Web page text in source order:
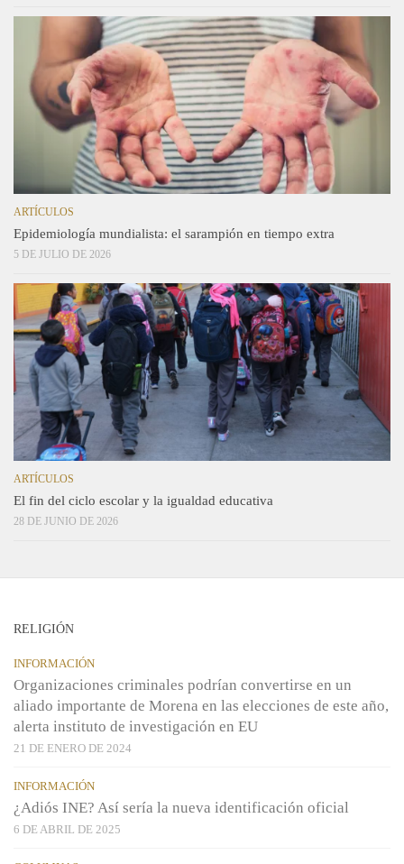
ARTÍCULOS
Epidemiología mundialista: el sarampión en tiempo extra
5 DE JULIO DE 2026
ARTÍCULOS
El fin del ciclo escolar y la igualdad educativa
28 DE JUNIO DE 2026
RELIGIÓN
INFORMACIÓN
Organizaciones criminales podrían convertirse en un
aliado importante de Morena en las elecciones de este año,
alerta instituto de investigación en EU
21 DE ENERO DE 2024
INFORMACIÓN
¿Adiós INE? Así sería la nueva identificación oficial
6 DE ABRIL DE 2025